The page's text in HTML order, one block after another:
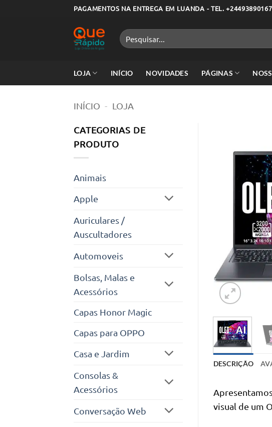
PAGAMENTOS NA ENTREGA EM LUANDA - TEL.
Pesquisar
por:
LOJA INÍCIO NOVIDADES PÁGINAS
INÍCIO - LOJA
CATEGORIAS DE
PRODUTO
Animais
Apple
Auriculares /
Auscultadores
Automoveis
Bolsas, Malas e
Acessórios
Capas Honor Magic
Capas para OPPO
Casa e Jardim
Consolas &
Acessórios
Conversação Web
DESCRIÇÃO
visual de um